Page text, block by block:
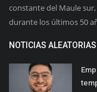
constante del Maule
durante los últimos 50
NOTICIAS ALEATORIAS